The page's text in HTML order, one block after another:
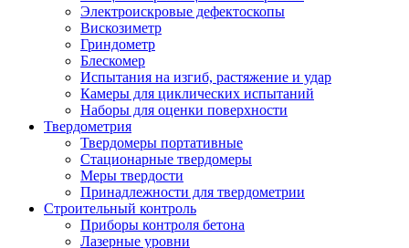
Электроискровые дефектоскопы
Вискозиметр
Гриндометр
Блескомер
Испытания на изгиб, растяжение и удар
Камеры для циклических испытаний
Наборы для оценки поверхности
Твердометрия
Твердомеры портативные
Стационарные твердомеры
Меры твердости
Принадлежности для твердометрии
Строительный контроль
Приборы контроля бетона
Лазерные уровни